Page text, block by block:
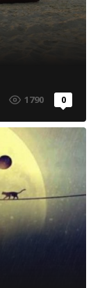
1790 0